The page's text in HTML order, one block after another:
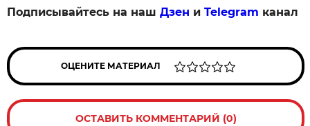
Подписывайтесь на нашДзен иTelegram канал
ОЦЕНИТЕ МАТЕРИАЛ
ОСТАВИТЬ КОММЕНТАРИЙ (0)